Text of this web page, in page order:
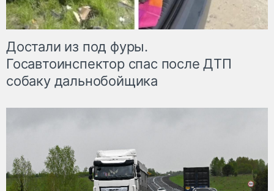
Достали из под фуры.
Госавтоинспектор спас после ДТП
собаку дальнобойщика